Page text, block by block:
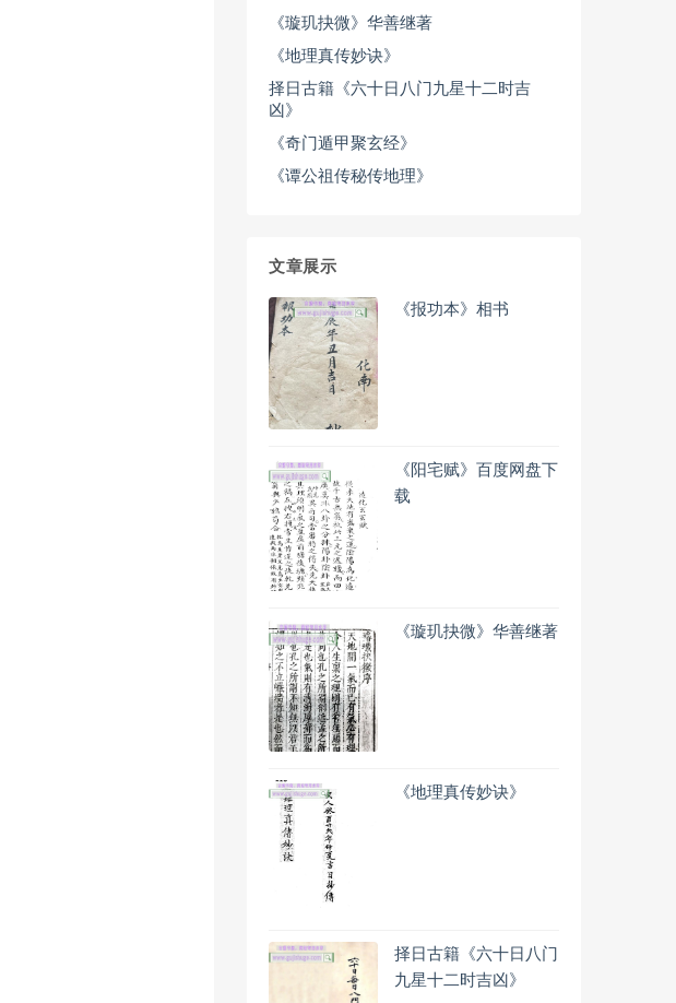
《璇玑抉微》华善继著
《地理真传妙诀》
择日古籍《六十日八门九星十二时吉
凶》
《奇门遁甲聚玄经》
《谭公祖传秘传地理》
文章展示
《报功本》相书
《阳宅赋》百度网盘下
载
《璇玑抉微》华善继著
《地理真传妙诀》
择日古籍《六十日八门
九星十二时吉凶》